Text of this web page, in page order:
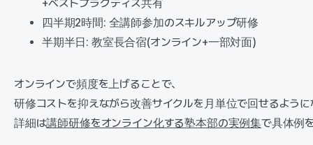
+ベストプラクティス共有
四半期2時間: 全講師参加のスキルアップ研修
半期半日: 教室長合宿(オンライン+一部対面)
オンラインで頻度を上げることで、
研修コストを抑えながら改善サイクルを月単位で回せるように
詳細は講師研修をオンライン化する塾本部の実例集で具体例